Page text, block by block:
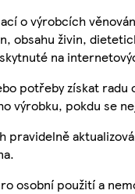
o výrobcích
obsahu živin,
na
potřeby získat
výrobku, pokdu se
osobní použití a